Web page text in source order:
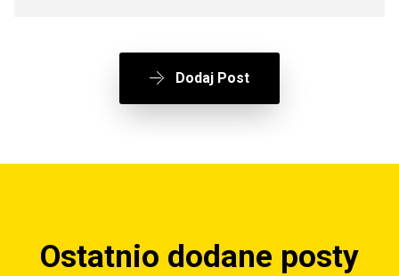
Dodaj Post
Ostatnio dodane posty